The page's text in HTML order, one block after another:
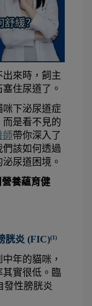
來時，飼主
住尿道了。
咪下泌尿道症
是看不見的
師帶你深入了
該如何透過
尿道困境。
營養蘊育健
胱炎 (FIC)(1)
年的貓咪，
其實很低。臨
發性膀胱炎